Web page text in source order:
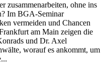
zusammenarbeiten, ohne ins
Im BGA-Seminar
vermeiden und Chancen
am Main zeigen die
und Dr. Axel
worauf es ankommt, um